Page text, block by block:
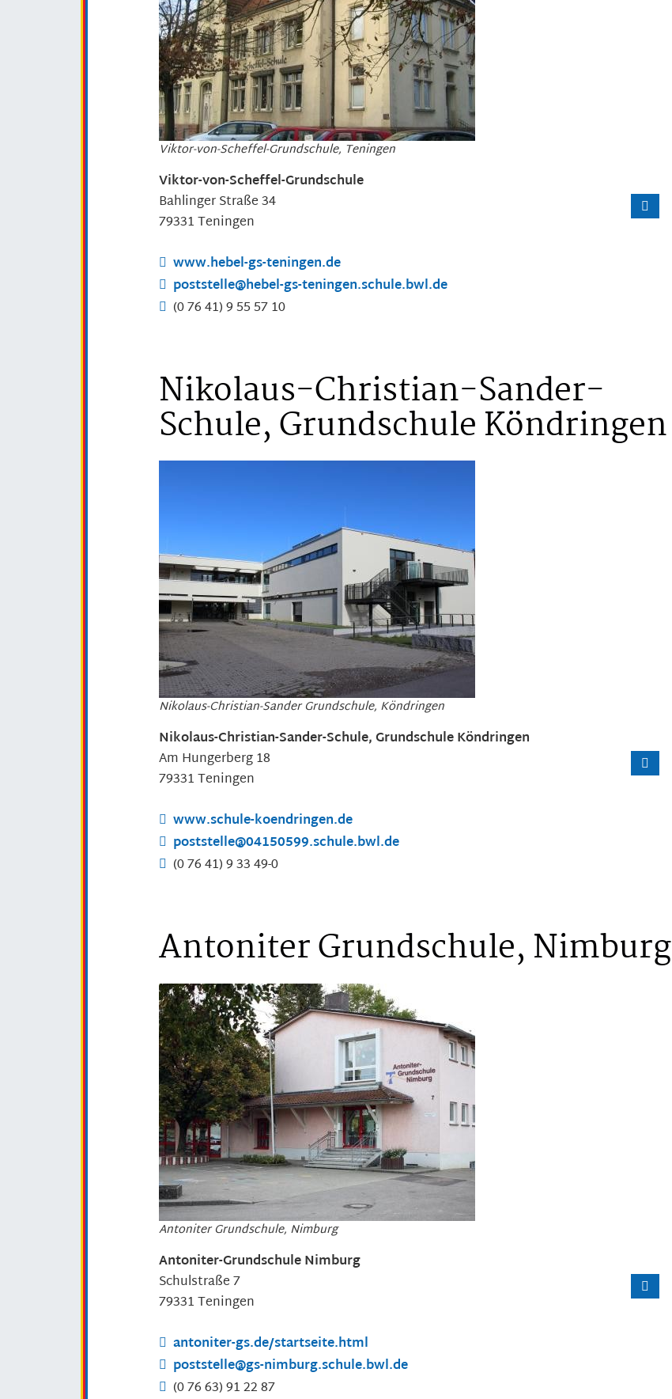
Viktor-von-Scheffel-Grundschule, Teningen
Viktor-von-Scheffel-Grundschule
Bahlinger Straße 34
79331Teningen
www.hebel-gs-teningen.de
poststelle@hebel-gs-teningen.schule.bwl.de
(07641) 9555710
Nikolaus-Christian-Sander-
Schule, Grundschule Köndringen
Nikolaus-Christian-Sander Grundschule, Köndringen
Nikolaus-Christian-Sander-Schule, Grundschule Köndringen
Am Hungerberg 18
79331Teningen
www.schule-koendringen.de
poststelle@04150599.schule.bwl.de
(07641) 93349-0
Antoniter Grundschule, Nimburg
Antoniter Grundschule, Nimburg
Antoniter-Grundschule Nimburg
Schulstraße 7
79331Teningen
antoniter-gs.de/startseite.html
poststelle@gs-nimburg.schule.bwl.de
(07663) 912287